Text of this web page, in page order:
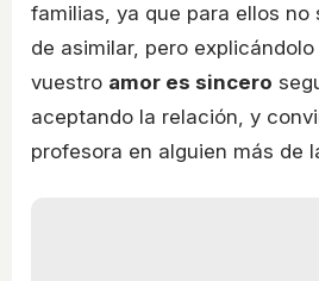
familias, ya que para ellos no
de asimilar, pero
vuestro amor es sincero
aceptando la relación, y
profesora en alguien más de